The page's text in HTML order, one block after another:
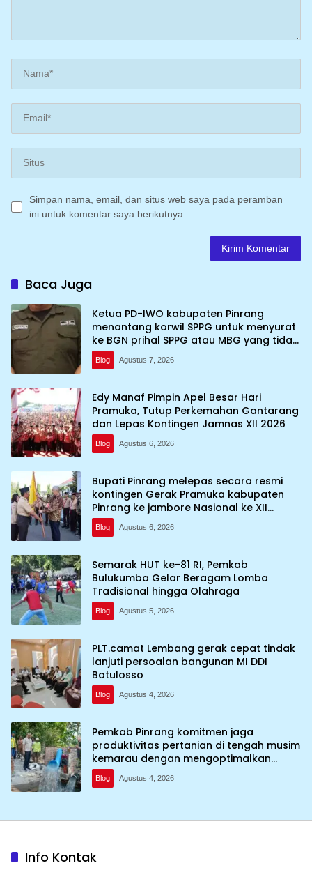
Simpan nama, email, dan situs web saya pada peramban
ini untuk komentar saya berikutnya.
Baca Juga
Ketua PD-IWO kabupaten Pinrang
menantang korwil SPPG untuk menyurat
ke BGN prihal SPPG atau MBG yang tidak
memenuhi syarat standar dan
persyaratan teknis
Blog Agustus 7, 2026
Edy Manaf Pimpin Apel Besar Hari
Pramuka, Tutup Perkemahan Gantarang
dan Lepas Kontingen Jamnas XII 2026
Blog Agustus 6, 2026
Bupati Pinrang melepas secara resmi
kontingen Gerak Pramuka kabupaten
Pinrang ke jambore Nasional ke XII
kebumi perkemahan Cibubur
Blog Agustus 6, 2026
Semarak HUT ke-81 RI, Pemkab
Bulukumba Gelar Beragam Lomba
Tradisional hingga Olahraga
Blog Agustus 5, 2026
PLT.camat Lembang gerak cepat tindak
lanjuti persoalan bangunan MI DDI
Batulosso
Blog Agustus 4, 2026
Pemkab Pinrang komitmen jaga
produktivitas pertanian di tengah musim
kemarau dengan mengoptimalkan
program Irigasi perpompaan (Irpom)
Blog Agustus 4, 2026
Info Kontak